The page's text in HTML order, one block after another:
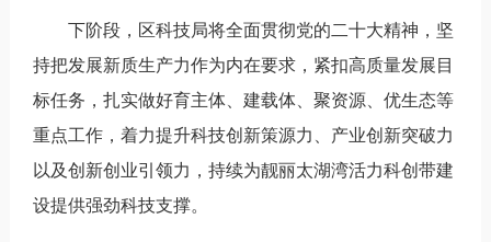
下阶段，区科技局将全面贯彻党的二十大精神，坚
持把发展新质生产力作为内在要求，紧扣高质量发展目
标任务，扎实做好育主体、建载体、聚资源、优生态等
重点工作，着力提升科技创新策源力、产业创新突破力
以及创新创业引领力，持续为靓丽太湖湾活力科创带建
设提供强劲科技支撑。